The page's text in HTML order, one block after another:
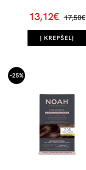
13,12€ 17,50€
Į KREPŠELĮ
-25%